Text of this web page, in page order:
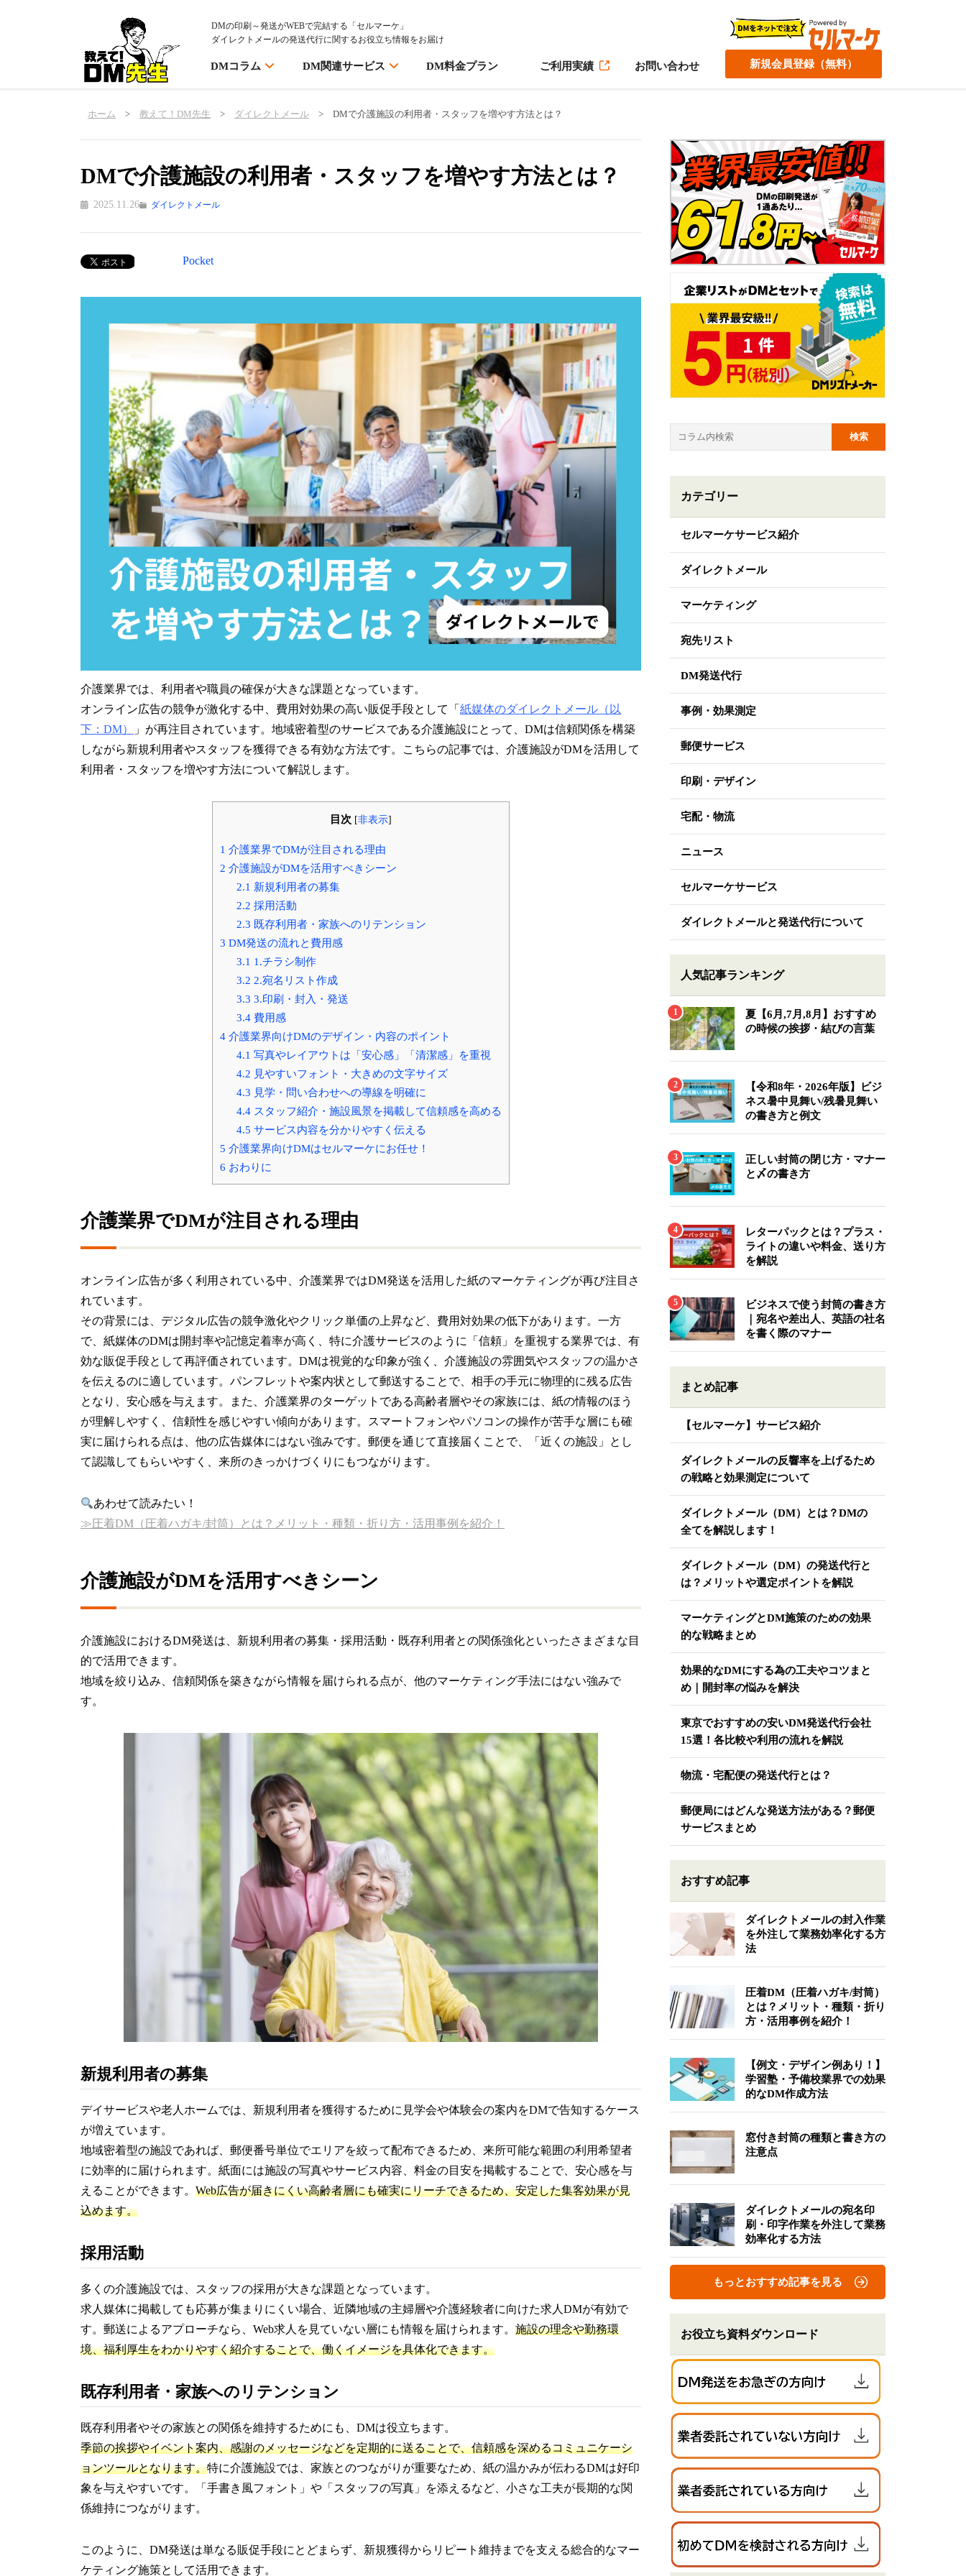
DMの印刷～発送がWEBで完結する「セルマーケ」
ダイレクトメールの発送代行に関するお役立ち情報をお届け
DMコラム DM関連サービス DM料金プラン ご利用実績 お問い合わせ 新規会員登録（無料）
ホーム > 教えて！DM先生 > ダイレクトメール > DMで介護施設の利用者・スタッフを増やす方法とは？
DMで介護施設の利用者・スタッフを増やす方法とは？
2025.11.26 ダイレクトメール
Pocket
介護業界では、利用者や職員の確保が大きな課題となっています。
オンライン広告の競争が激化する中、費用対効果の高い販促手段として「 紙媒体のダイレクトメール（以
下：DM）
」が再注目されています。地域密着型のサービスである介護施設にとって、DMは信頼関係を構築
しながら新規利用者やスタッフを獲得できる有効な方法です。こちらの記事では、介護施設がDMを活用して
利用者・スタッフを増やす方法について解説します。
目次 [非表示]
1 介護業界でDMが注目される理由
2 介護施設がDMを活用すべきシーン
2.1 新規利用者の募集
2.2 採用活動
2.3 既存利用者・家族へのリテンション
3 DM発送の流れと費用感
3.1 1.チラシ制作
3.2 2.宛名リスト作成
3.3 3.印刷・封入・発送
3.4費用感
4 介護業界向けDMのデザイン・内容のポイント
4.1 写真やレイアウトは「安心感」「清潔感」を重視
4.2 見やすいフォント・大きめの文字サイズ
4.3 見学・問い合わせへの導線を明確に
4.4スタッフ紹介・施設風景を掲載して信頼感を高める
4.5 サービス内容を分かりやすく伝える
5 介護業界向けDMはセルマーケにお任せ！
6 おわりに
介護業界でDMが注目される理由
オンライン広告が多く利用されている中、介護業界ではDM発送を活用した紙のマーケティングが再び注目さ
れています。
その背景には、デジタル広告の競争激化やクリック単価の上昇など、費用対効果の低下があります。一方
で、紙媒体のDMは開封率や記憶定着率が高く、特に介護サービスのように「信頼」を重視する業界では、有
効な販促手段として再評価されています。DMは視覚的な印象が強く、介護施設の雰囲気やスタッフの温かさ
を伝えるのに適しています。パンフレットや案内状として郵送することで、相手の手元に物理的に残る広告
となり、安心感を与えます。また、介護業界のターゲットである高齢者層やその家族には、紙の情報のほう
が理解しやすく、信頼性を感じやすい傾向があります。スマートフォンやパソコンの操作が苦手な層にも確
実に届けられる点は、他の広告媒体にはない強みです。郵便を通じて直接届くことで、「近くの施設」とし
て認識してもらいやすく、来所のきっかけづくりにもつながります。
あわせて読みたい！
≫圧着DM（圧着ハガキ/封筒）とは？メリット・種類・折り方・活用事例を紹介！
介護施設がDMを活用すべきシーン
介護施設におけるDM発送は、新規利用者の募集・採用活動・既存利用者との関係強化といったさまざまな目
的で活用できます。
地域を絞り込み、信頼関係を築きながら情報を届けられる点が、他のマーケティング手法にはない強みで
す。
新規利用者の募集
デイサービスや老人ホームでは、新規利用者を獲得するために見学会や体験会の案内をDMで告知するケース
が増えています。
地域密着型の施設であれば、郵便番号単位でエリアを絞って配布できるため、来所可能な範囲の利用希望者
に効率的に届けられます。紙面には施設の写真やサービス内容、料金の目安を掲載することで、安心感を与
えることができます。 Web広告が届きにくい高齢者層にも確実にリーチできるため、安定した集客効果が見
込めます。
採用活動
多くの介護施設では、スタッフの採用が大きな課題となっています。
求人媒体に掲載しても応募が集まりにくい場合、近隣地域の主婦層や介護経験者に向けた求人DMが有効で
す。郵送によるアプローチなら、Web求人を見ていない層にも情報を届けられます。 施設の理念や勤務環
境、福利厚生をわかりやすく紹介することで、働くイメージを具体化できます。
既存利用者・家族へのリテンション
既存利用者やその家族との関係を維持するためにも、DMは役立ちます。
季節の挨拶やイベント案内、感謝のメッセージなどを定期的に送ることで、信頼感を深めるコミュニケーシ
ョンツールとなります。特に介護施設では、家族とのつながりが重要なため、紙の温かみが伝わるDMは好印
象を与えやすいです。「手書き風フォント」や「スタッフの写真」を添えるなど、小さな工夫が長期的な関
係維持につながります。
このように、DM発送は単なる販促手段にとどまらず、新規獲得からリピート維持までを支える総合的なマー
ケティング施策として活用できます。
カテゴリー
セルマーケサービス紹介
ダイレクトメール
マーケティング
宛先リスト
DM発送代行
事例・効果測定
郵便サービス
印刷・デザイン
宅配・物流
ニュース
セルマーケサービス
ダイレクトメールと発送代行について
人気記事ランキング
夏【6月,7月,8月】おすすめ
の時候の挨拶・結びの言葉
【令和8年・2026年版】ビジ
ネス暑中見舞い/残暑見舞い
の書き方と例文
正しい封筒の閉じ方・マナー
と〆の書き方
レターパックとは？プラス・
ライトの違いや料金、送り方
を解説
ビジネスで使う封筒の書き方
｜宛名や差出人、英語の社名
を書く際のマナー
まとめ記事
【セルマーケ】サービス紹介
ダイレクトメールの反響率を上げるため
の戦略と効果測定について
ダイレクトメール（DM）とは？DMの
全てを解説します！
ダイレクトメール（DM）の発送代行と
は？メリットや選定ポイントを解説
マーケティングとDM施策のための効果
的な戦略まとめ
効果的なDMにする為の工夫やコツまと
め｜開封率の悩みを解決
東京でおすすめの安いDM発送代行会社
15選！各比較や利用の流れを解説
物流・宅配便の発送代行とは？
郵便局にはどんな発送方法がある？郵便
サービスまとめ
おすすめ記事
ダイレクトメールの封入作業
を外注して業務効率化する方
法
圧着DM（圧着ハガキ/封筒）
とは？メリット・種類・折り
方・活用事例を紹介！
【例文・デザイン例あり！】
学習塾・予備校業界での効果
的なDM作成方法
窓付き封筒の種類と書き方の
注意点
ダイレクトメールの宛名印
刷・印字作業を外注して業務
効率化する方法
もっとおすすめ記事を見る
お役立ち資料ダウンロード